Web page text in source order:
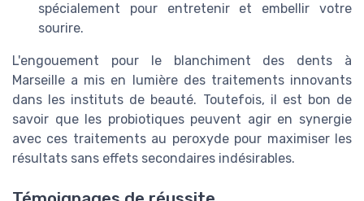
spécialement pour entretenir et embellir votre
sourire.
L'engouement pour le blanchiment des dents à
Marseille a mis en lumière des traitements innovants
dans les instituts de beauté. Toutefois, il est bon de
savoir que les probiotiques peuvent agir en synergie
avec ces traitements au peroxyde pour maximiser les
résultats sans effets secondaires indésirables.